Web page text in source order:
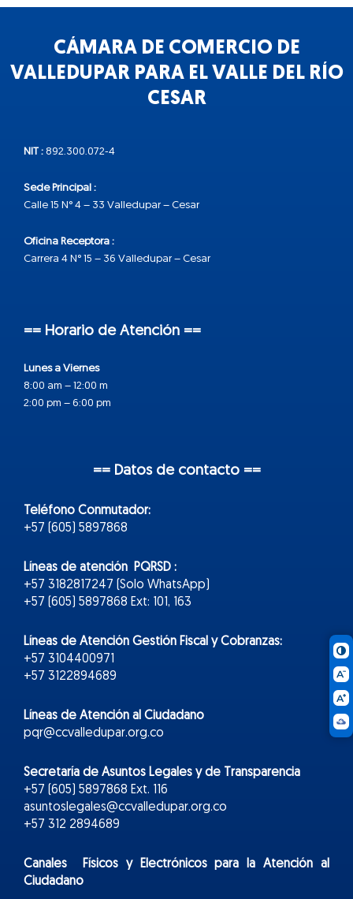
CÁMARA DE COMERCIO DE
VALLEDUPAR PARA EL VALLE DEL RÍO
CESAR
NIT : 892.300.072-4
Sede Principal :
Calle 15 N° 4 – 33 Valledupar – Cesar
Oficina Receptora :
Carrera 4 N° 15 – 36 Valledupar – Cesar
== Horario de Atención ==
Lunes a Viernes
8:00 am – 12:00 m
2:00 pm – 6:00 pm
== Datos de contacto ==
Teléfono Conmutador:
+57 (605) 5897868
Líneas de atención PQRSD :
+57 3182817247 (Solo WhatsApp)
+57 (605) 5897868 Ext: 101, 163
Líneas de Atención Gestión Fiscal y Cobranzas:
+57 3104400971
+57 3122894689
Líneas de Atención al Ciudadano
pqr@ccvalledupar.org.co
Secretaría de Asuntos Legales y de Transparencia
+57 (605) 5897868 Ext. 116
asuntoslegales@ccvalledupar.org.co
+57 312 2894689
Canales Físicos yElectrónicospara la Atención al
Ciudadano